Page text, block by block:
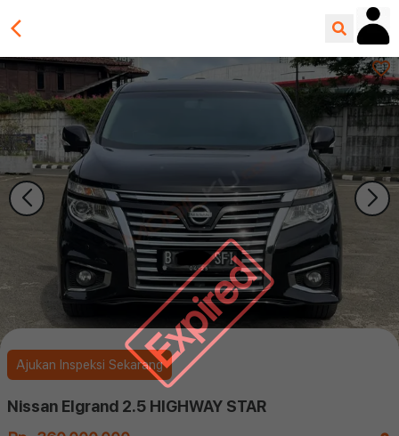
Expired
Ajukan Inspeksi Sekarang
Nissan Elgrand 2.5 HIGHWAY STAR